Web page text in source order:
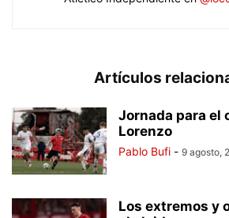
Artículos
Jornada para el
Lorenzo
Pablo Bufi - 9 agosto,
Los extremos y